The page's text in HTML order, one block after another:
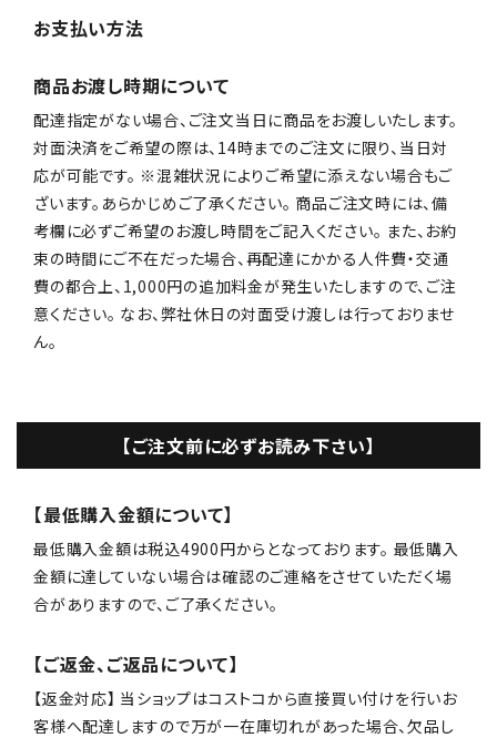
お支払い方法
商品お渡し時期について
配達指定がない場合、ご注文当日に商品をお渡しいたします。
対面決済をご希望の際は、14時までのご注文に限り、当日対
応が可能です。 ※混雑状況によりご希望に添えない場合もご
ざいます。あらかじめご了承ください。 商品ご注文時には、備
考欄に必ずご希望のお渡し時間をご記入ください。 また、お約
束の時間にご不在だった場合、再配達にかかる人件費・交通
費の都合上、1,000円の追加料金が発生いたしますので、ご注
意ください。 なお、弊社休日の対面受け渡しは行っておりませ
ん。
【ご注文前に必ずお読み下さい】
【最低購入金額について】
最低購入金額は税込4900円からとなっております。 最低購入
金額に達していない場合は確認のご連絡をさせていただく場
合がありますので、ご了承ください。
【ご返金、ご返品について】
【返金対応】 当ショップはコストコから直接買い付けを行いお
客様へ配達しますので万が一在庫切れがあった場合、欠品し